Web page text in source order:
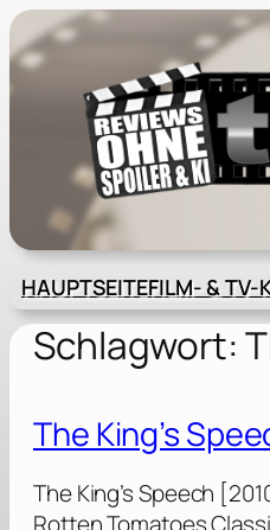
Zum
Inhalt
springen
HAUPTSEITEFILM- & TV-
Schlagwort:
The King’s
The King’s Speech